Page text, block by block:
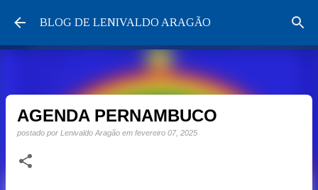
Pular para o conteúdo principal
BLOG DE LENIVALDO ARAGÃO
AGENDA PERNAMBUCO
postado por Lenivaldo Aragão em fevereiro 07, 2025